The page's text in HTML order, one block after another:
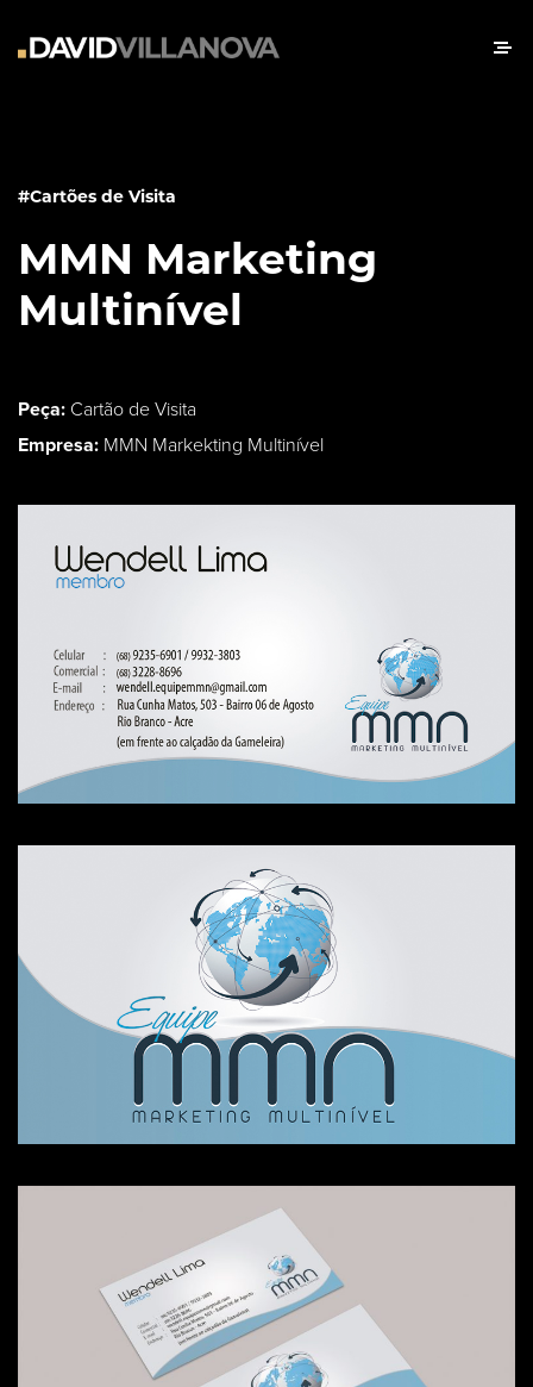
#Cartões de Visita
MMN Marketing
Multinível
Peça: Cartão de Visita
Empresa: MMN Markekting Multinível